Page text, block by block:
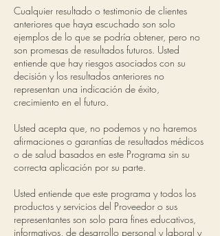
Cualquier resultado o testimonio de clientes
anteriores que haya escuchado son solo
ejemplos de lo que se podría obtener, pero no
son promesas de resultados futuros. Usted
entiende que hay riesgos asociados con su
decisión y los resultados anteriores no
representan una indicación de éxito,
crecimiento en el futuro.
Usted acepta que, no podemos y no haremos
afirmaciones o garantías de resultados médicos
o de salud basados en este Programa sin su
correcta aplicación por su parte.
Usted entiende que este programa y todos los
productos y servicios del Proveedor o sus
representantes son solo para fines educativos,
informativos, de desarrollo personal y laboral y